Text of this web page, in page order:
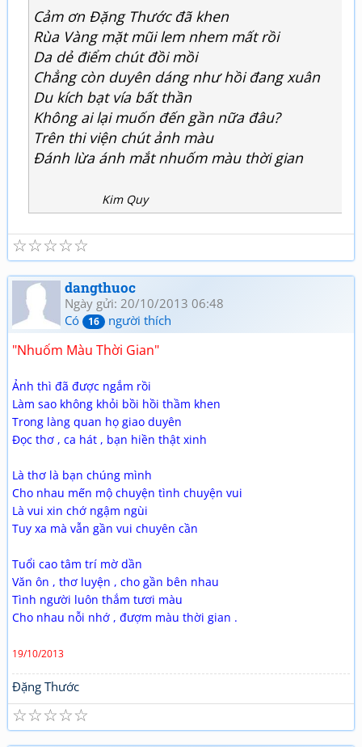
Cảm ơn Đặng Thước đã khen
Rùa Vàng mặt mũi lem nhem mất rồi
Da dẻ điểm chút đồi mồi
Chẳng còn duyên dáng như hồi đang xuân
Du kích bạt vía bất thần
Không ai lại muốn đến gần nữa đâu?
Trên thi viện chút ảnh màu
Đánh lừa ánh mắt nhuốm màu thời gian
Kim Quy
☆
☆
☆
☆
☆
dangthuoc
Ngày gửi: 20/10/2013 06:48
Có
16 người thích
"Nhuốm Màu Thời Gian"
Ảnh thì đã được ngắm rồi
Làm sao không khỏi bồi hồi thầm khen
Trong làng quan họ giao duyên
Đọc thơ , ca hát , bạn hiền thật xinh
Là thơ là bạn chúng mình
Cho nhau mến mộ chuyện tình chuyện vui
Là vui xin chớ ngậm ngùi
Tuy xa mà vẫn gần vui chuyên cần
Tuổi cao tâm trí mờ dần
Văn ôn , thơ luyện , cho gần bên nhau
Tình người luôn thắm tươi màu
Cho nhau nỗi nhớ , đượm màu thời gian .
19/10/2013
Đặng Thước
☆
☆
☆
☆
☆